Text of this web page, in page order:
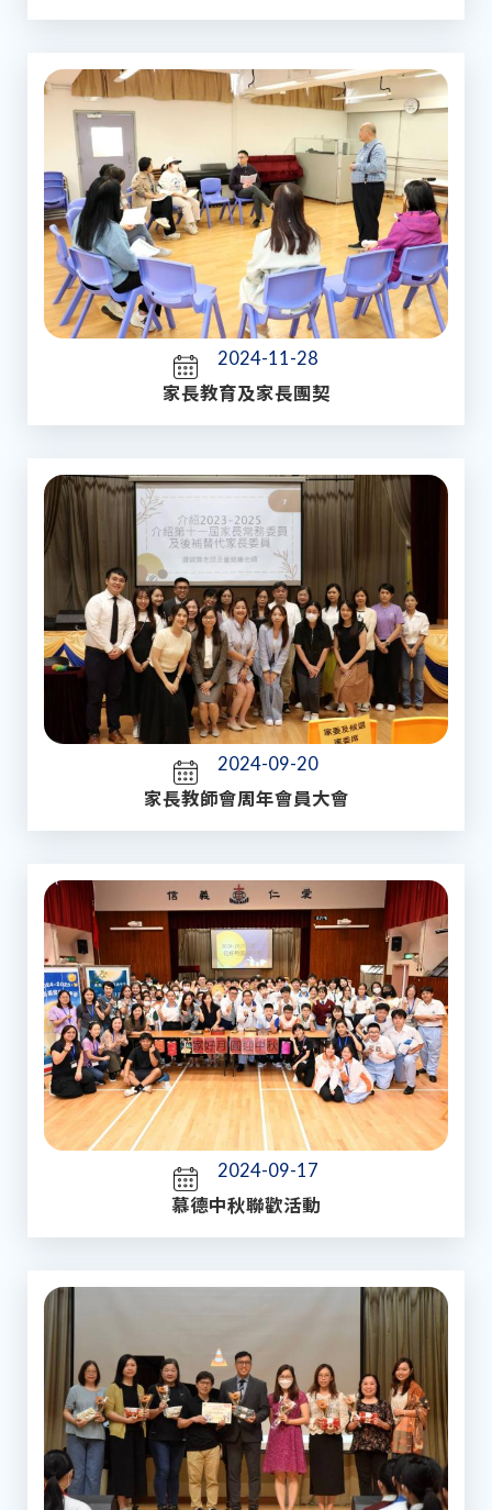
2024-11-28
家長教育及家長團契
2024-09-20
家長教師會周年會員大會
2024-09-17
慕德中秋聯歡活動